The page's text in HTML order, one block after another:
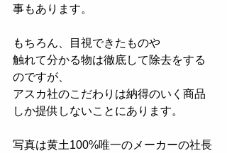
事もあります。﻿
もちろん、目視できたものや﻿
触れて分かる物は徹底して除去をする
のですが、﻿
アスカ社のこだわりは納得のいく商品
しか提供しないことにあります。﻿
写真は黄土100%唯一のメーカーの社長